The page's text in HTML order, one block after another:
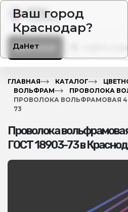
Ваш город
Краснодар?
ДаНет
Каталог
ГЛАВНАЯ КАТАЛОГ
ВОЛЬФРАМ
ПРОВОЛОКА
ПРОВОЛОКА ВОЛЬФРАМОВАЯ
73
Проволока
ГОСТ 18903-73 в